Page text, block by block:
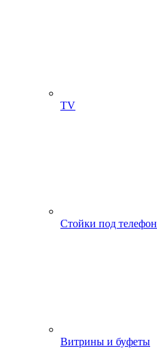
ТV
Стойки под телефон
Витрины и буфеты